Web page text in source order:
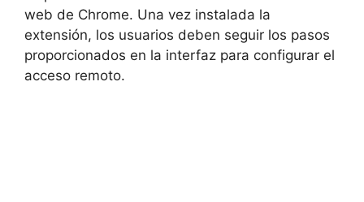
web de Chrome. Una vez instalada la
extensión, los usuarios deben seguir los pasos
proporcionados en la interfaz para configurar el
acceso remoto.